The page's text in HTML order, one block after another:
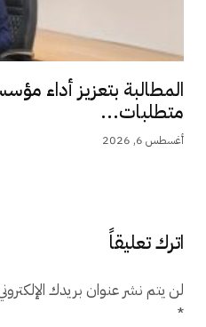
المطالبة بتعزيز أداء
متطلبات...
أغسطس 6, 2026
اترك تعليقاً
لن يتم نشر عنوان بريدك
*